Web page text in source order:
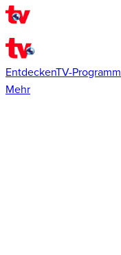
EntdeckenTV-Programm
Mehr